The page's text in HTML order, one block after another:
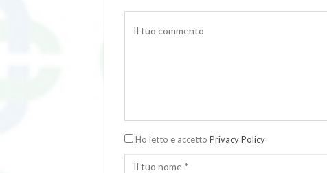
Ho letto e accetto Privacy Policy